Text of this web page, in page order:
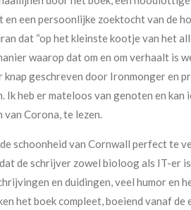
en een persoonlijke zoektocht van de
dat “op het kleinste kootje van het
waarop dat om en om verhaalt is
knap geschreven door Ironmonger en
Ik heb er mateloos van genoten en kan
Corona, te lezen.
schoonheid van Cornwall perfect te
de schrijver zowel bioloog als IT-er
en duidingen, veel humor en
het boek compleet, boeiend vanaf de